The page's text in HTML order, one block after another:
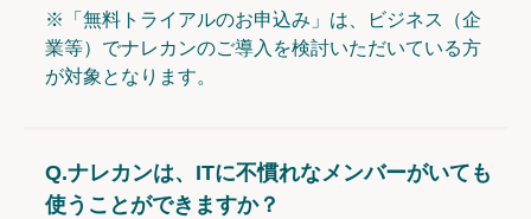
※「無料トライアルのお申込み」は、ビジネス（企
業等）でナレカンのご導入を検討いただいている方
が対象となります。
Q.ナレカンは、ITに不慣れなメンバーがいても
使うことができますか？